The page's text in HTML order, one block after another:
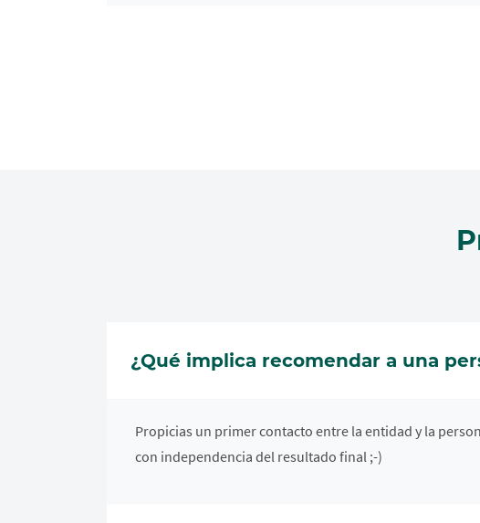
¿Qué implica recomendar a una
Propicias un primer contacto entre la entidad y la
con independencia del resultado final ;-)